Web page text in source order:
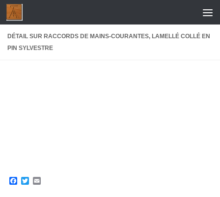
Skip to content
DÉTAIL SUR RACCORDS DE MAINS-COURANTES, LAMELLÉ COLLÉ EN
PIN SYLVESTRE
Facebook
Twitter